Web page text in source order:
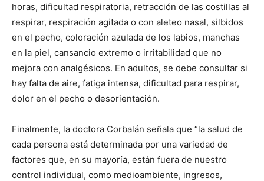
horas, dificultad respiratoria, retracción de las costillas al
respirar, respiración agitada o con aleteo nasal, silbidos
en el pecho, coloración azulada de los labios, manchas
en la piel, cansancio extremo o irritabilidad que no
mejora con analgésicos. En adultos, se debe consultar si
hay falta de aire, fatiga intensa, dificultad para respirar,
dolor en el pecho o desorientación.
Finalmente, la doctora Corbalán señala que “la salud de
cada persona está determinada por una variedad de
factores que, en su mayoría, están fuera de nuestro
control individual, como medioambiente, ingresos,